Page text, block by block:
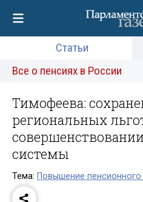
Статьи
Все о пенсиях в России
Тимофеева:
региональных
системы
Тема: Повышение